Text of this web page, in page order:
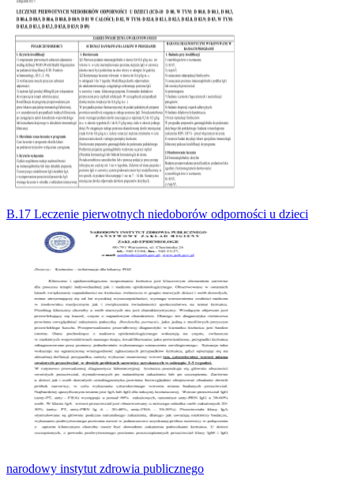
B.17 Leczenie pierwotnych niedoborów odporności u dzieci
narodowy instytut zdrowia publicznego